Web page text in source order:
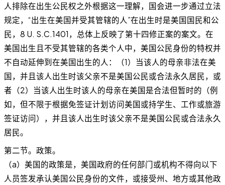
人排除在出生公民权之外根据这一理解，国会进一步通过立法
规定，“出生在美国并受其管辖的人”在出生时是美国国民和公
民，8 U. S.C.1401，总体上反映了第十四修正案的案文。在
美国出生且不受其管辖的各类个人中，美国公民身份的特权并
不自动延伸到在美国出生的人：（1）当该人的母亲非法在美
国，并且该人出生时该父亲不是美国公民或合法永久居民，或
者（2）当该人出生时该人的母亲在美国是合法但暂时的（例
如，但不限于根据免签证计划访问美国或持学生、工作或旅游
签证访问），并且该人出生时该父亲不是美国公民或合法永久
居民。
第二节。政策。
（a）美国的政策是，美国政府的任何部门或机构不得向以下
人员签发承认美国公民身份的文件，或接受州、地方或其他政